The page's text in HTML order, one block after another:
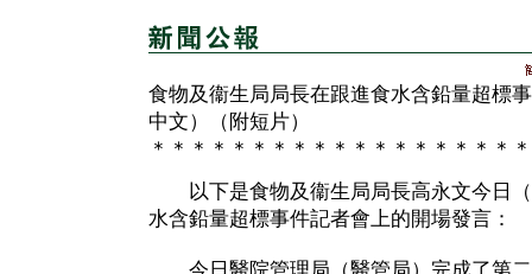
食物及衞生局局長在跟進食水含鉛量超標
中文）（附短片）
＊＊＊＊＊＊＊＊＊＊＊＊＊＊＊＊＊＊
以下是食物及衞生局局長高永文今日（
水含鉛量超標事件記者會上的開場發言：